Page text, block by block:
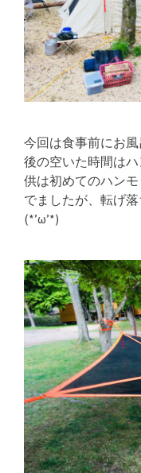
今回は食事前にお
後の空いた時間は
供は初めてのハン
でましたが、転げ
(*’ω’*)